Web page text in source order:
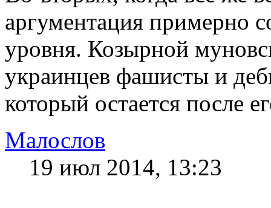
аргументация примерно
уровня. Козырной
украинцев фашисты и
который остается после
Малослов
19 июл 2014, 13:23